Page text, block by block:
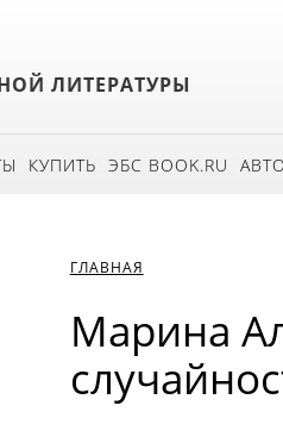
ЛИТЕРАТУРЫ
КУПИТЬ ЭБС BOOK.RU
ГЛАВНАЯ
Марина